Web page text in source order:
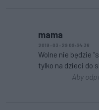
mama
2019-03-29 09:34:36
Wolne nie będzie
tylko na dzieci do
Aby